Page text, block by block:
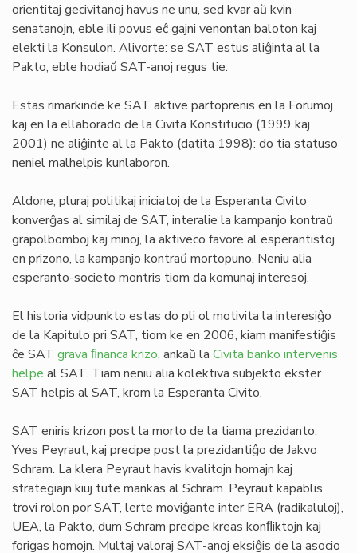
orientitaj gecivitanoj havus ne unu, sed kvar aŭ kvin
senatanojn, eble ili povus eĉ gajni venontan baloton kaj
elekti la Konsulon. Alivorte: se SAT estus aliĝinta al la
Pakto, eble hodiaŭ SAT-anoj regus tie.
Estas rimarkinde ke SAT aktive partoprenis en la Forumoj
kaj en la ellaborado de la Civita Konstitucio (1999 kaj
2001) ne aliĝinte al la Pakto (datita 1998): do tia statuso
neniel malhelpis kunlaboron.
Aldone, pluraj politikaj iniciatoj de la Esperanta Civito
konverĝas al similaj de SAT, interalie la kampanjo kontraŭ
grapolbomboj kaj minoj, la aktiveco favore al esperantistoj
en prizono, la kampanjo kontraŭ mortopuno. Neniu alia
esperanto-societo montris tiom da komunaj interesoj.
El historia vidpunkto estas do pli ol motivita la interesiĝo
de la Kapitulo pri SAT, tiom ke en 2006, kiam manifestiĝis
ĉe SAT grava ﬁnanca krizo, ankaŭ la Civita banko intervenis
helpe al SAT. Tiam neniu alia kolektiva subjekto ekster
SAT helpis al SAT, krom la Esperanta Civito.
SAT eniris krizon post la morto de la tiama prezidanto,
Yves Peyraut, kaj precipe post la prezidantiĝo de Jakvo
Schram. La klera Peyraut havis kvalitojn homajn kaj
strategiajn kiuj tute mankas al Schram. Peyraut kapablis
trovi rolon por SAT, lerte moviĝante inter ERA (radikaluloj),
UEA, la Pakto, dum Schram precipe kreas konﬂiktojn kaj
forigas homojn. Multaj valoraj SAT-anoj eksiĝis de la asocio